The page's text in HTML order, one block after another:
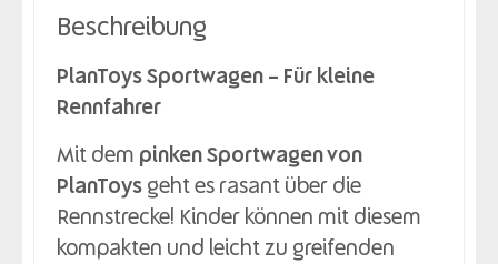
Beschreibung
PlanToys Sportwagen – Für kleine
Rennfahrer
Mit dem pinken Sportwagen von
PlanToys geht es rasant über die
Rennstrecke! Kinder können mit diesem
kompakten und leicht zu greifenden